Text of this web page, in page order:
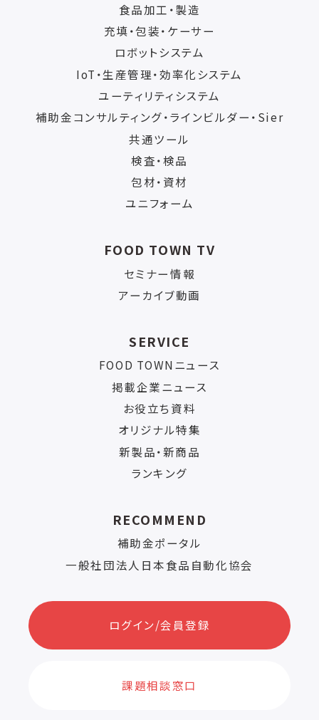
食品加工・製造
充填・包装・ケーサー
ロボットシステム
IoT・生産管理・効率化システム
ユーティリティシステム
補助金コンサルティング・ラインビルダー・Sier
共通ツール
検査・検品
包材・資材
ユニフォーム
FOOD TOWN TV
セミナー情報
アーカイブ動画
SERVICE
FOOD TOWNニュース
掲載企業ニュース
お役立ち資料
オリジナル特集
新製品・新商品
ランキング
RECOMMEND
補助金ポータル
一般社団法人日本食品自動化協会
ログイン/会員登録
課題相談窓口